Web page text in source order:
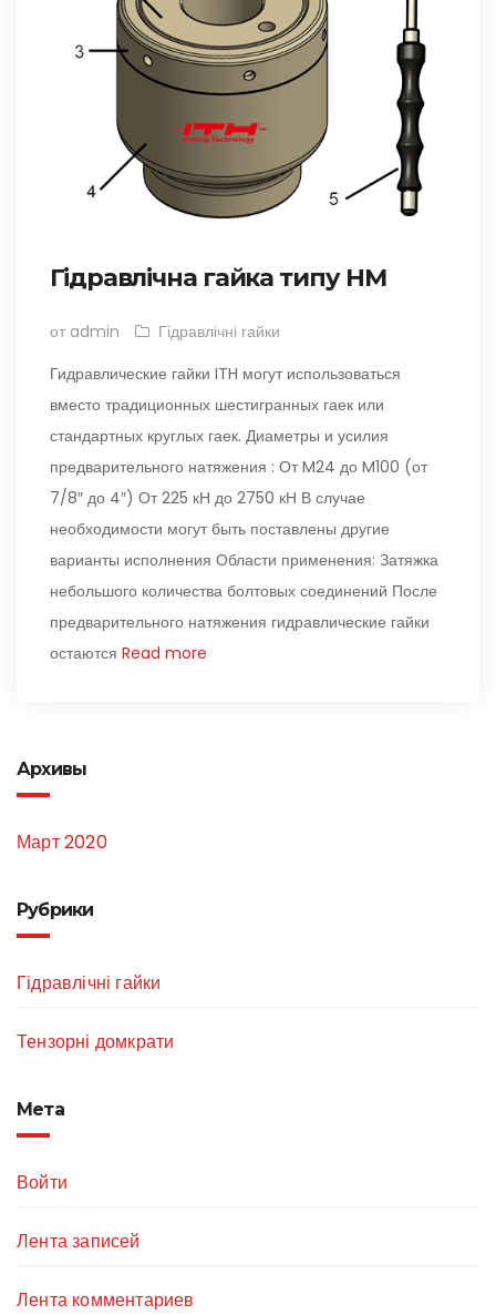
Гідравлічна гайка типу HM
от admin
Гідравлічні гайки
Гидравлические гайки ITH могут использоваться
вместо традиционных шестигранных гаек или
стандартных круглых гаек. Диаметры и усилия
предварительного натяжения : От M24 до M100 (от
7/8″ до 4″) От 225 кН до 2750 кН В случае
необходимости могут быть поставлены другие
варианты исполнения Области применения: Затяжка
небольшого количества болтовых соединений После
предварительного натяжения гидравлические гайки
остаются Read more
Архивы
Март 2020
Рубрики
Гідравлічні гайки
Тензорні домкрати
Мета
Войти
Лента записей
Лента комментариев